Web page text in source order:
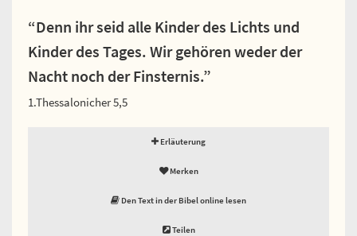
“Denn ihr seid alle Kinder des Lichts und
Kinder des Tages. Wir gehören weder der
Nacht noch der Finsternis.”
1.Thessalonicher 5,5
Erläuterung
Merken
Den Text in der Bibel online lesen
Teilen